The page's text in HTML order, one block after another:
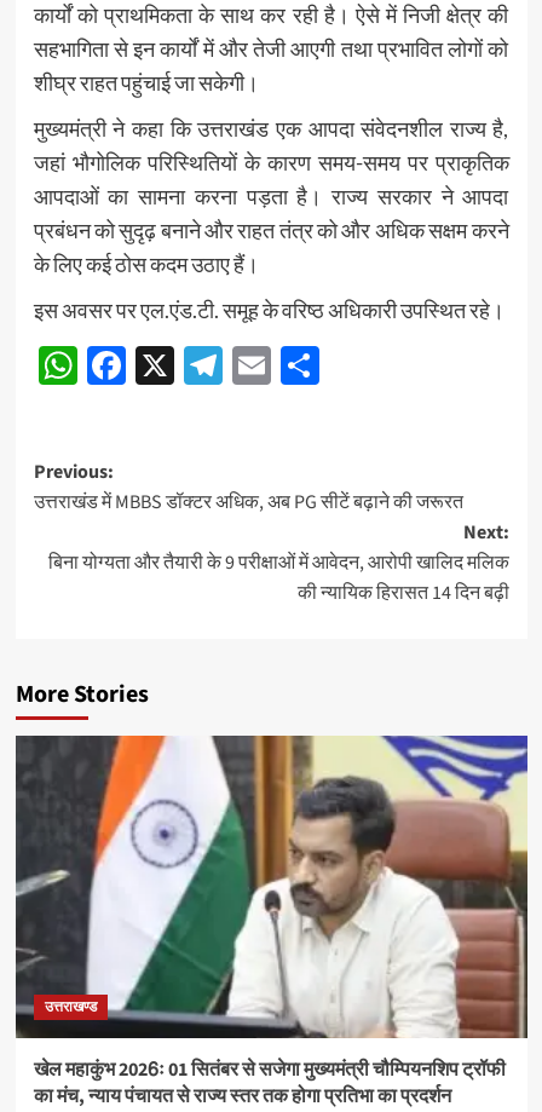
कार्यों को प्राथमिकता के साथ कर रही है। ऐसे में निजी क्षेत्र की
सहभागिता से इन कार्यों में और तेजी आएगी तथा प्रभावित लोगों को
शीघ्र राहत पहुंचाई जा सकेगी।
मुख्यमंत्री ने कहा कि उत्तराखंड एक आपदा संवेदनशील राज्य है,
जहां भौगोलिक परिस्थितियों के कारण समय-समय पर प्राकृतिक
आपदाओं का सामना करना पड़ता है। राज्य सरकार ने आपदा
प्रबंधन को सुदृढ़ बनाने और राहत तंत्र को और अधिक सक्षम करने
के लिए कई ठोस कदम उठाए हैं।
इस अवसर पर एल.एंड.टी. समूह के वरिष्ठ अधिकारी उपस्थित रहे।
WhatsApp
Facebook
X Telegram
EmailShare
Post
navigation
Previous:
उत्तराखंड में MBBS डॉक्टर अधिक, अब PG सीटें बढ़ाने की जरूरत
Next:
बिना योग्यता और तैयारी के 9 परीक्षाओं में आवेदन, आरोपी खालिद मलिक
की न्यायिक हिरासत 14 दिन बढ़ी
More Stories
उत्तराखण्ड
खेल महाकुंभ 2026ः 01 सितंबर से सजेगा मुख्यमंत्री चौम्पियनशिप ट्रॉफी
का मंच, न्याय पंचायत से राज्य स्तर तक होगा प्रतिभा का प्रदर्शन